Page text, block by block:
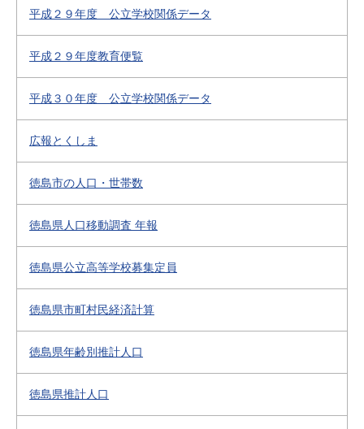
平成２９年度 公立学校関係データ
平成２９年度教育便覧
平成３０年度 公立学校関係データ
広報とくしま
徳島市の人口・世帯数
徳島県人口移動調査 年報
徳島県公立高等学校募集定員
徳島県市町村民経済計算
徳島県年齢別推計人口
徳島県推計人口